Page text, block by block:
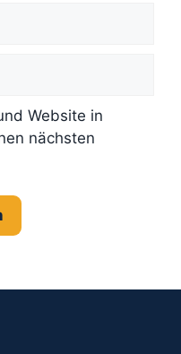
Website in
nächsten